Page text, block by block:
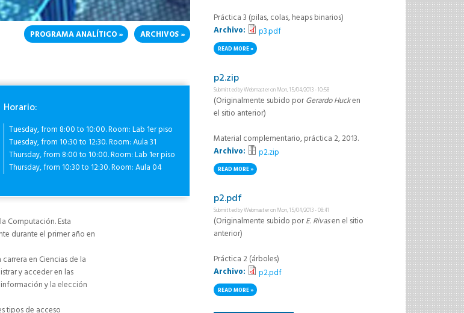
ARCHIVOS
PROGRAMA ANALÍTICO
Horario:
Tuesday, from 8:00 to 10:00. Room: Lab 1er piso
Tuesday, from 10:30 to 12:30. Room: Aula 31
Thursday, from 8:00 to 10:00. Room: Lab 1er piso
Thursday, from 10:30 to 12:30. Room: Aula 04
Computación. Esta
durante el primer año en
en Ciencias de la
y acceder en las
y la elección
tipos de acceso
Práctica 3 (pilas, colas, heaps binarios)
Archivo:
p3.pdf
READ MOREABOUT P3.PDF
p2.zip
Submitted byWebmasteron Mon, 15/04/2013 - 10:58
(Originalmente subido porGerardo Hucken
el sitio anterior)
Material complementario, práctica 2, 2013.
Archivo:
p2.zip
READ MOREABOUT P2.ZIP
p2.pdf
Submitted byWebmasteron Mon, 15/04/2013 - 08:41
(Originalmente subido porE. Rivasen el sitio
anterior)
Práctica 2 (árboles)
Archivo:
p2.pdf
READ MOREABOUT P2.PDF